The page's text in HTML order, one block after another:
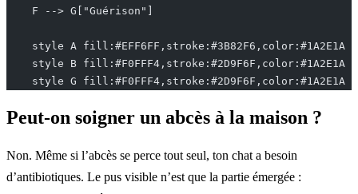
    F --> G["Guérison"]
    style A fill:#EFF6FF,stroke:#3B82F6,color:#1A2E1A
    style B fill:#F0FFF4,stroke:#2D9F6F,color:#1A2E1A
    style G fill:#F0FFF4,stroke:#2D9F6F,color:#1A2E1A
Peut-on soigner un abcès à la maison ?
Non. Même si l’abcès se perce tout seul, ton chat a besoin
d’antibiotiques. Le pus visible n’est que la partie émergée :